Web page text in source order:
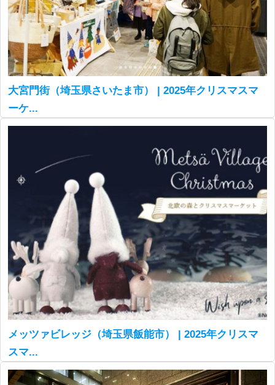
大宮門街（埼玉県さいたま市） | 2025年クリスマスマ
ーケ...
メッツァビレッジ（埼玉県飯能市） | 2025年クリスマ
スマ...